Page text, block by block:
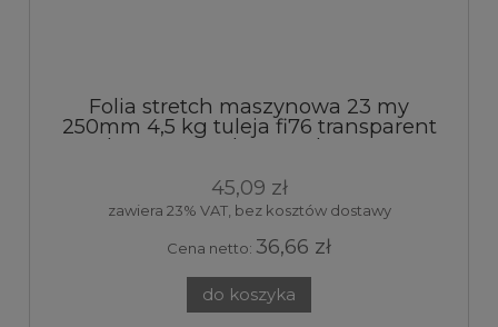
Folia stretch maszynowa 23 my
250mm 4,5 kg tuleja fi76 transparent
elastyczna pakowa ochronna 1
45,09 zł
zawiera 23% VAT, bez kosztów dostawy
Cena netto: 36,66 zł
do koszyka